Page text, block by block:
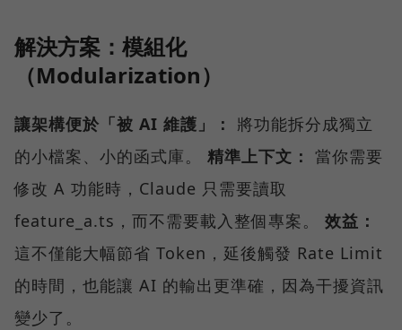
解決方案：模組化
（Modularization）
讓架構便於「被 AI 維護」：
將功能拆分成獨立
的小檔案、小的函式庫。 精準上下文： 當你需要
修改 A 功能時，Claude 只需要讀取
feature_a.ts，而不需要載入整個專案。 效益：
這不僅能大幅節省 Token，延後觸發 Rate Limit
的時間，也能讓 AI 的輸出更準確，因為干擾資訊
變少了。